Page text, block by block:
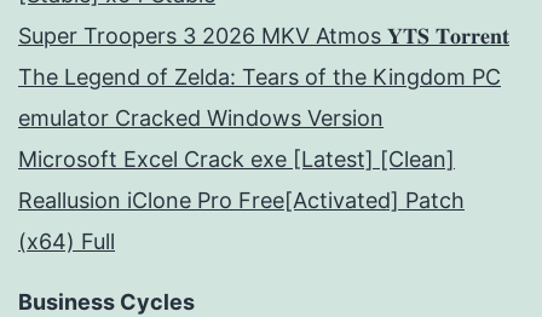
Super Troopers 3 2026 MKV Atmos 𝐘𝐓𝐒 𝐓𝐨𝐫𝐫𝐞𝐧𝐭
The Legend of Zelda: Tears of the Kingdom PC
emulator Cracked Windows Version
Microsoft Excel Crack exe [Latest] [Clean]
Reallusion iClone Pro Free[Activated] Patch
(x64) Full
Business Cycles